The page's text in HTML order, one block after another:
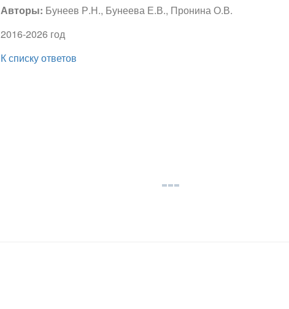
Авторы: Бунеев Р.Н., Бунеева Е.В., Пронина О.В.
2016-2026 год
К списку ответов